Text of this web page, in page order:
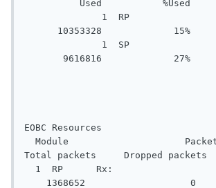
Used           %Used
1  RP
10353328             15%
1  SP
9616816             27%
EOBC Resources
Module
Total packets     Dropped packets
1  RP      Rx:
1368652                   0